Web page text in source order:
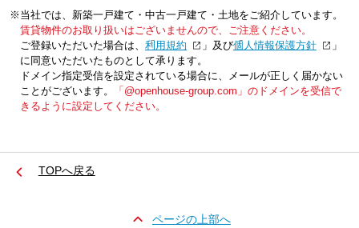
※当社では、新築一戸建て・中古一戸建て・土地をご紹介しています。
賃貸物件のお取り扱いはございませんので、ご注意ください。
ご登録いただいた場合は、「利用規約 」及び「個人情報保護方針
」
に同意いただいたものとして承ります。
ドメイン指定受信を設定されている場合に、メールが正しく届かない
ことがございます。
「@openhouse-group.com」のドメインを受信で
きるように設定してください。
TOPへ戻る
ページの上部へ